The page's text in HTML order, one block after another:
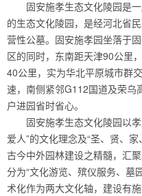
固安施孝生态文化陵园是
的生态文化陵园，是经河北省
营性公墓。固安施孝园坐落于
区的同时，东南距天津90公里
40公里，实为华北平原城市群
速，南侧紧邻G112国道及荣乌
户进园省时省心。
固安施孝生态文化陵园以
爱人”的文化理念及“圣、贤、
古今中外园林建设之精髓，汇
分为“文化游览、殡仪服务、墓
术化作为两大文化轴，建设有